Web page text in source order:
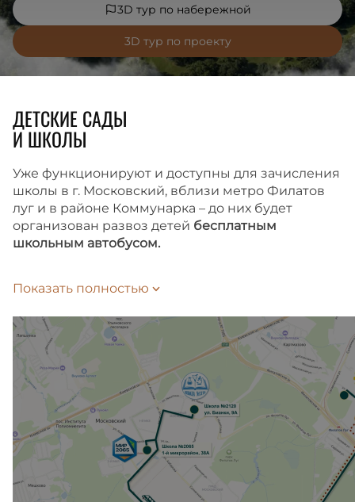
3D тур по проекту
3D тур по набережной
ДЕТСКИЕ САДЫ
И ШКОЛЫ
Уже функционируют и доступны для зачисления
школы в г. Московский, вблизи метро Филатов
луг и в районе Коммунарка – до них будет
организован развоз детей бесплатным
школьным автобусом.
на автобусе-шаттле, в зависимости
от выбранного маршрута. Подать заявление
на зачисление ребенка в школу можно
на Госуслугах.
Внутри жилого комплекса также запланированы
школа и детский сад, которые откроются сразу
после сдачи второй очереди.
Ближайшие детские сады расположены в 10
минутах езды на машине, вблизи метро Филатов
луг.
Показать полностью